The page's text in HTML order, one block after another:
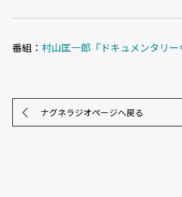
番組： 村山匡一郎『ドキュメンタリー
ナグネラジオページへ戻る